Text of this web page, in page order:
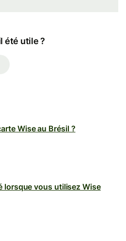
été utile ?
Wise au Brésil ?
lorsque vous utilisez Wise